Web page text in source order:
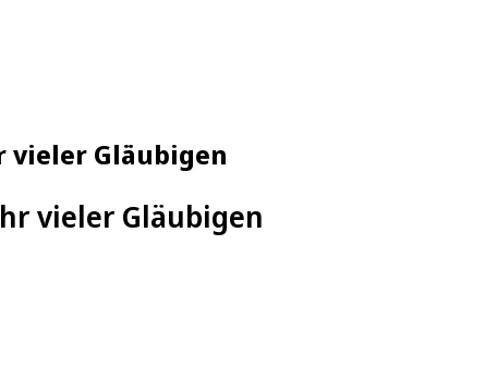
vieler Gläubigen
vieler Gläubigen